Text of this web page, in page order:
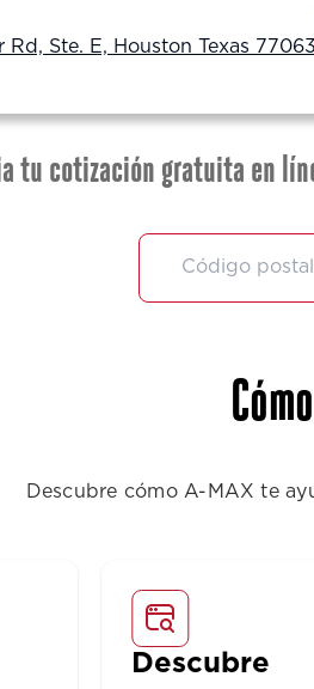
Rd, Ste. E, Houston Texas 77063
tu cotización gratuita en
Descubre cómo A-MAX te
Descubre